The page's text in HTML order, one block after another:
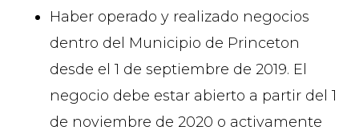
Haber operado y realizado negocios
dentro del Municipio de Princeton
desde el 1 de septiembre de 2019. El
negocio debe estar abierto a partir del 1
de noviembre de 2020 o activamente